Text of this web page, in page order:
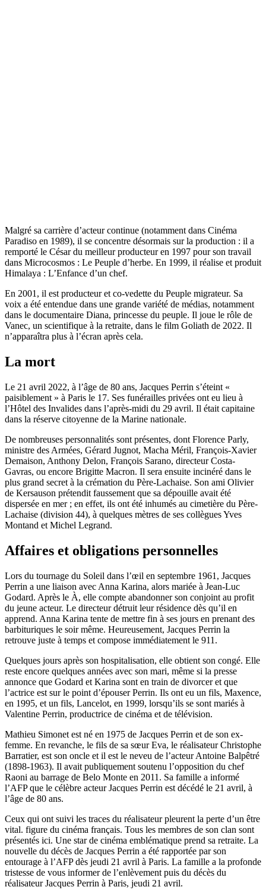
Malgré sa carrière d’acteur continue (notamment dans Cinéma
Paradiso en 1989), il se concentre désormais sur la production : il a
remporté le César du meilleur producteur en 1997 pour son travail
dans Microcosmos : Le Peuple d’herbe. En 1999, il réalise et produit
Himalaya : L’Enfance d’un chef.
En 2001, il est producteur et co-vedette du Peuple migrateur. Sa
voix a été entendue dans une grande variété de médias, notamment
dans le documentaire Diana, princesse du peuple. Il joue le rôle de
Vanec, un scientifique à la retraite, dans le film Goliath de 2022. Il
n’apparaîtra plus à l’écran après cela.
La mort
Le 21 avril 2022, à l’âge de 80 ans, Jacques Perrin s’éteint «
paisiblement » à Paris le 17. Ses funérailles privées ont eu lieu à
l’Hôtel des Invalides dans l’après-midi du 29 avril. Il était capitaine
dans la réserve citoyenne de la Marine nationale.
De nombreuses personnalités sont présentes, dont Florence Parly,
ministre des Armées, Gérard Jugnot, Macha Méril, François-Xavier
Demaison, Anthony Delon, François Sarano, directeur Costa-
Gavras, ou encore Brigitte Macron. Il sera ensuite incinéré dans le
plus grand secret à la crémation du Père-Lachaise. Son ami Olivier
de Kersauson prétendit faussement que sa dépouille avait été
dispersée en mer ; en effet, ils ont été inhumés au cimetière du Père-
Lachaise (division 44), à quelques mètres de ses collègues Yves
Montand et Michel Legrand.
Affaires et obligations personnelles
Lors du tournage du Soleil dans l’œil en septembre 1961, Jacques
Perrin a une liaison avec Anna Karina, alors mariée à Jean-Luc
Godard. Après le À, elle compte abandonner son conjoint au profit
du jeune acteur. Le directeur détruit leur résidence dès qu’il en
apprend. Anna Karina tente de mettre fin à ses jours en prenant des
barbituriques le soir même. Heureusement, Jacques Perrin la
retrouve juste à temps et compose immédiatement le 911.
Quelques jours après son hospitalisation, elle obtient son congé. Elle
reste encore quelques années avec son mari, même si la presse
annonce que Godard et Karina sont en train de divorcer et que
l’actrice est sur le point d’épouser Perrin. Ils ont eu un fils, Maxence,
en 1995, et un fils, Lancelot, en 1999, lorsqu’ils se sont mariés à
Valentine Perrin, productrice de cinéma et de télévision.
Mathieu Simonet est né en 1975 de Jacques Perrin et de son ex-
femme. En revanche, le fils de sa sœur Eva, le réalisateur Christophe
Barratier, est son oncle et il est le neveu de l’acteur Antoine Balpêtré
(1898-1963). Il avait publiquement soutenu l’opposition du chef
Raoni au barrage de Belo Monte en 2011. Sa famille a informé
l’AFP que le célèbre acteur Jacques Perrin est décédé le 21 avril, à
l’âge de 80 ans.
Ceux qui ont suivi les traces du réalisateur pleurent la perte d’un être
vital. figure du cinéma français. Tous les membres de son clan sont
présentés ici. Une star de cinéma emblématique prend sa retraite. La
nouvelle du décès de Jacques Perrin a été rapportée par son
entourage à l’AFP dès jeudi 21 avril à Paris. La famille a la profonde
tristesse de vous informer de l’enlèvement puis du décès du
réalisateur Jacques Perrin à Paris, jeudi 21 avril.